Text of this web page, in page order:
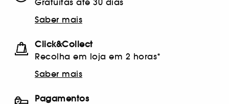
Saber mais
Click&Collect
Recolha em loja em 2 horas*
Saber mais
Pagamentos